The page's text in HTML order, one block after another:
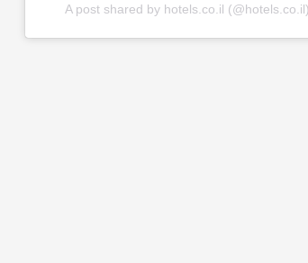
A post shared by hotels.co.il (@hotels.co.il)